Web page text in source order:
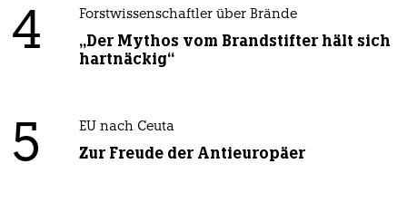
4 Forstwissenschaftler über Brände
„Der Mythos vom Brandstifter hält sich
hartnäckig“
5 EU nach Ceuta
Zur Freude der Antieuropäer